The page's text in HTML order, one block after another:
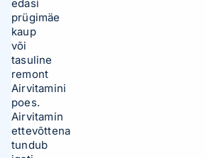
edasi
prügimäe
kaup
või
tasuline
remont
Airvitamini
poes.
Airvitamin
ettevõttena
tundub